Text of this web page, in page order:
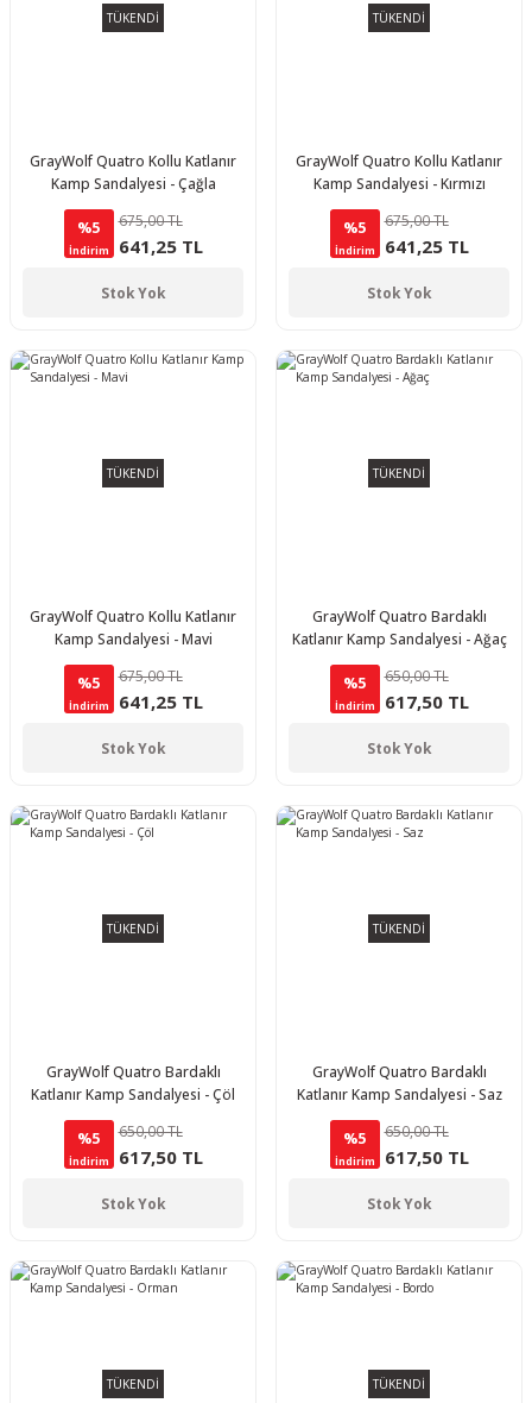
TÜKENDİ
GrayWolf Quatro Kollu Katlanır
Kamp Sandalyesi - Çağla
%5
İndirim
675,00 TL
641,25 TL
Stok Yok
TÜKENDİ
GrayWolf Quatro Kollu Katlanır
Kamp Sandalyesi - Kırmızı
%5
İndirim
675,00 TL
641,25 TL
Stok Yok
TÜKENDİ
GrayWolf Quatro Kollu Katlanır
Kamp Sandalyesi - Mavi
%5
İndirim
675,00 TL
641,25 TL
Stok Yok
TÜKENDİ
GrayWolf Quatro Bardaklı
Katlanır Kamp Sandalyesi - Ağaç
%5
İndirim
650,00 TL
617,50 TL
Stok Yok
TÜKENDİ
GrayWolf Quatro Bardaklı
Katlanır Kamp Sandalyesi - Çöl
%5
İndirim
650,00 TL
617,50 TL
Stok Yok
TÜKENDİ
GrayWolf Quatro Bardaklı
Katlanır Kamp Sandalyesi - Saz
%5
İndirim
650,00 TL
617,50 TL
Stok Yok
TÜKENDİ TÜKENDİ